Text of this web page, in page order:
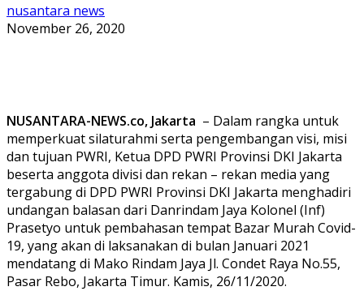
nusantara news
November 26, 2020
NUSANTARA-NEWS.co, Jakarta – Dalam rangka untuk
memperkuat silaturahmi serta pengembangan visi, misi
dan tujuan PWRI, Ketua DPD PWRI Provinsi DKI Jakarta
beserta anggota divisi dan rekan – rekan media yang
tergabung di DPD PWRI Provinsi DKI Jakarta menghadiri
undangan balasan dari Danrindam Jaya Kolonel (Inf)
Prasetyo untuk pembahasan tempat Bazar Murah Covid-
19, yang akan di laksanakan di bulan Januari 2021
mendatang di Mako Rindam Jaya Jl. Condet Raya No.55,
Pasar Rebo, Jakarta Timur. Kamis, 26/11/2020.